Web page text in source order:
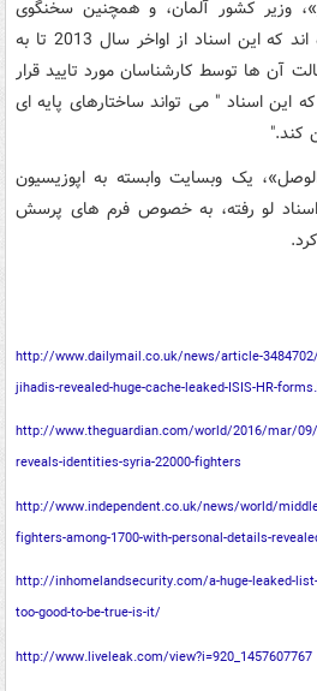
وزیر کشور آلمان، و همچنین سخنگوی
پلیس فدرال آلمان اعلام کرده اند که این اسناد از اواخر سال 2013 تا به
آن ها توسط کارشناسان مورد تایید قرار
این اسناد " می تواند ساختارهای پایه ای
کند."
یک وبسایت وابسته به اپوزیسیون
اسناد لو رفته، به خصوص فرم های پرسش
http://www.dailymail.co.uk/news/article-
jihadis-revealed-huge-cache-leaked-ISIS-HR-
http://www.theguardian.com/world/2016/mar/
reveals-identities-syria-22000-fighters
http://www.independent.co.uk/news/world/
fighters-among-1700-with-personal-details-
http://inhomelandsecurity.com/a-huge-leaked-
too-good-to-be-true-is-it/
http://www.liveleak.com/view?i=920_1457607767